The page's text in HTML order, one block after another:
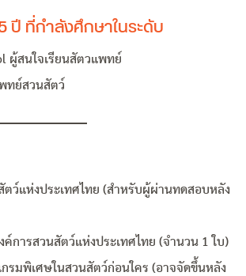
ปี ที่กำลังศึกษาในระดับ
ผู้สนใจเรียนสัตวแพทย์
ทย์สวนสัตว์
ว์แห่งประเทศไทย (สำหรับผู้ผ่านทดสอบหลัง
การสวนสัตว์แห่งประเทศไทย (จำนวน 1 ใบ)
กรมพิเศษในสวนสัตว์ก่อนใคร (อาจจัดขึ้นหลัง